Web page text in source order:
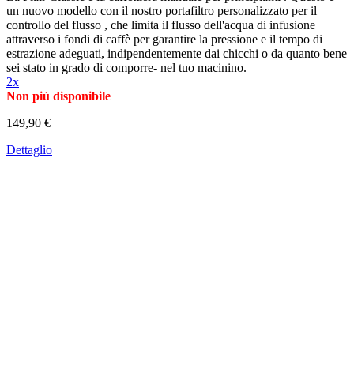
un nuovo modello con il nostro portafiltro personalizzato per il
controllo del flusso , che limita il flusso dell'acqua di infusione
attraverso i fondi di caffè per garantire la pressione e il tempo di
estrazione adeguati, indipendentemente dai chicchi o da quanto bene
sei stato in grado di comporre- nel tuo macinino.
2x
Non più disponibile
149,90 €
Dettaglio